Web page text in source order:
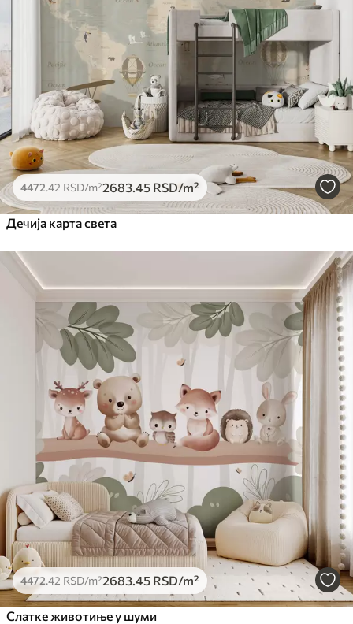
4472.42RSD/m²2683 .45 RSD/m²
Дечија карта света
4472.42RSD/m²2683 .45 RSD/m²
Слатке животиње у шуми